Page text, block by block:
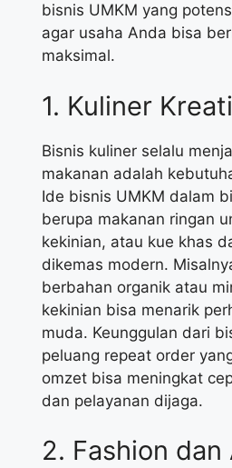
bisnis UMKM yang
agar usaha Anda bisa
maksimal.
1. Kuliner
Bisnis kuliner selalu
makanan adalah
Ide bisnis UMKM dalam
berupa makanan ringan
kekinian, atau kue khas
dikemas modern.
berbahan organik atau
kekinian bisa menarik
muda. Keunggulan dari
peluang repeat order
omzet bisa meningkat
dan pelayanan dijaga.
2. Fashion